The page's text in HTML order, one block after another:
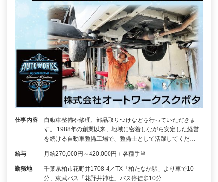
仕事内容
自動車整備や修理、部品取りつけなどを行っていただきま
す。 1988年の創業以来、地域に密着しながら安定した経営
を続ける自動車整備工場で、整備士として活躍してくだ…
給与 月給270,000円～420,000円＋各種手当
勤務地
千葉県柏市花野井1708-4／TX「柏たなか駅」より車で10
分、東武バス「花野井神社」バス停徒歩10分